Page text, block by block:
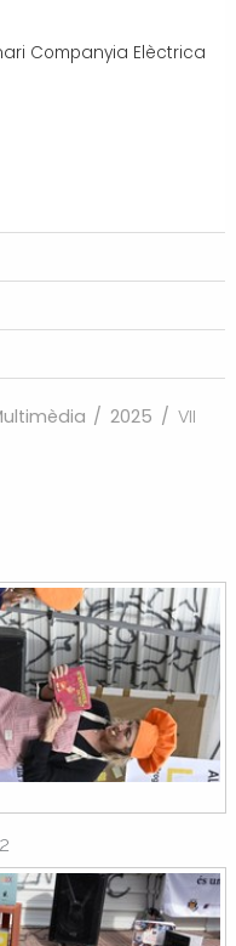
Companyia Elèctrica
/ 2025 / VII